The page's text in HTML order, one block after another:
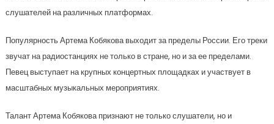
слушателей на различных платформах.
Популярность Артема Кобякова выходит за пределы России. Его треки
звучат на радиостанциях не только в стране, но и за ее пределами.
Певец выступает на крупных концертных площадках и участвует в
масштабных музыкальных мероприятиях.
Талант Артема Кобякова признают не только слушатели, но и